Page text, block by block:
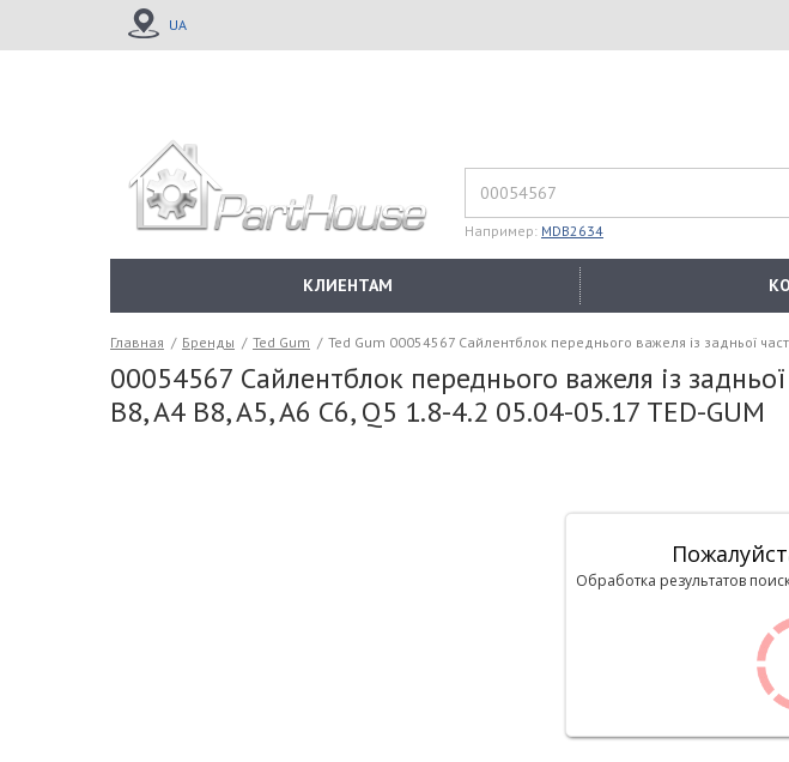
UA
Например: MDB2634
КЛИЕНТАМ
Главная / Бренды / Ted Gum / Ted Gum 00054567 Сайлентблок переднього важеля із задньої
00054567 Сайлентблок переднього важеля із
B8, A4 B8, A5, A6 C6, Q5 1.8-4.2 05.04-05.17 TED-GUM
Обработка результатов